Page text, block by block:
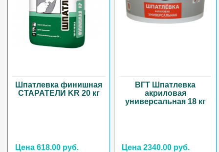
Шпатлевка финишная
СТАРАТЕЛИ KR 20 кг
Цена 618.00 руб.
ВГТ Шпатлевка
акриловая
универсальная 18 кг
Цена 2340.00 руб.